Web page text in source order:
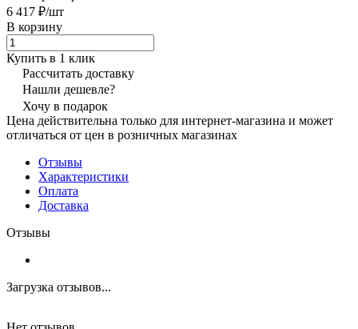
6 417 ₽/шт
В корзину
Купить в 1 клик
Рассчитать доставку
Нашли дешевле?
Хочу в подарок
Цена действительна только для интернет-магазина и может
отличаться от цен в розничных магазинах
Отзывы
Характеристики
Оплата
Доставка
Отзывы
Загрузка отзывов...